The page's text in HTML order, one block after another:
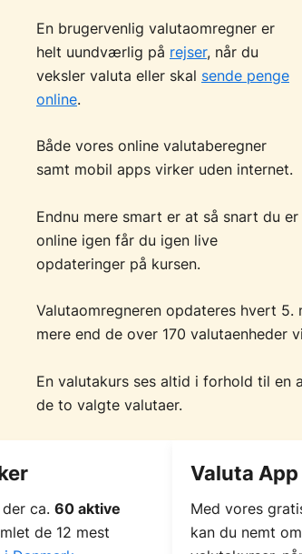
En brugervenlig valutaomregner er
helt uundværlig på rejser, når du
veksler valuta eller skal sende penge
online.
Både vores online valutaberegner
samt mobil apps virker uden internet.
Endnu mere smart er at så snart du er
online igen får du igen live
opdateringer på kursen.
Valutaomregneren opdateres hvert
mere end de over 170 valutaenheder
En valutakurs ses altid i forhold til en
de to valgte valutaer.
ca. 60 aktive
de 12 mest
Valuta App
Med vores
kan du nemt